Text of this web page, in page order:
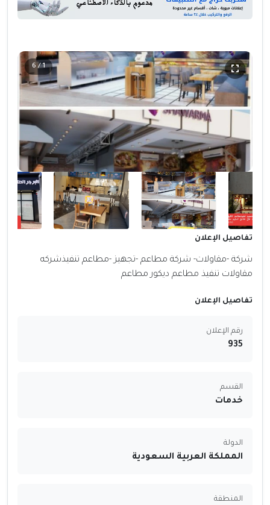
1 / 6
تفاصيل الإعلان
شركة -مقاولات- شركة مطاعم -تجهيز -مطاعم تنفيذشركه
مقاولات تنفيذ مطاعم ديكور مطاعم
تفاصيل الإعلان
رقم الإعلان
935
القسم
خدمات
الدولة
المملكة العربية السعودية
المنطقة